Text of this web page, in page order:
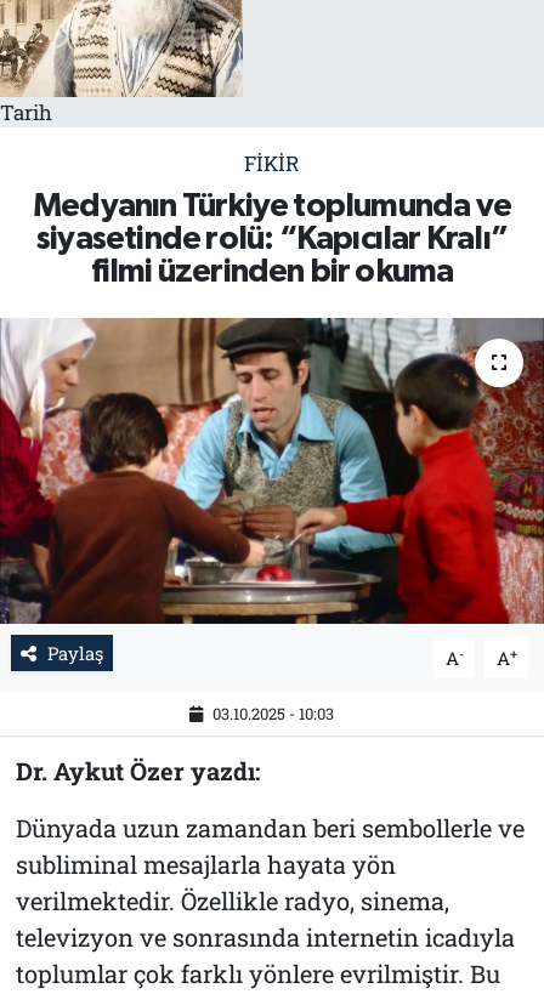
Tarih
FIKIR
Medyanın Türkiye toplumunda ve
siyasetinde rolü: “Kapıcılar Kralı”
filmi üzerinden bir okuma
Paylaş A- A+
03.10.2025 - 10:03
Dr. Aykut Özer yazdı:
Dünyada uzun zamandan beri sembollerle ve
subliminal mesajlarla hayata yön
verilmektedir. Özellikle radyo, sinema,
televizyon ve sonrasında internetin icadıyla
toplumlar çok farklı yönlere evrilmiştir. Bu
Tarih
İletişim
Künye